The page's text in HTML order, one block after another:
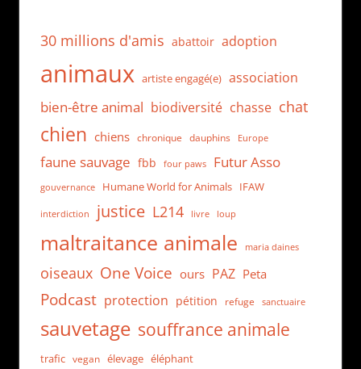
30 millions d'amis abattoir adoption
animaux artiste engagé(e) association
bien-être animal biodiversité chasse chat
chien chiens chronique dauphins Europe
faune sauvage fbb four paws Futur Asso
gouvernance Humane World for Animals IFAW
interdiction justice L214 livre loup
maltraitance animale maria daines
oiseaux One Voice ours PAZ Peta
Podcast protection pétition refuge sanctuaire
sauvetage souffrance animale
trafic vegan élevage éléphant